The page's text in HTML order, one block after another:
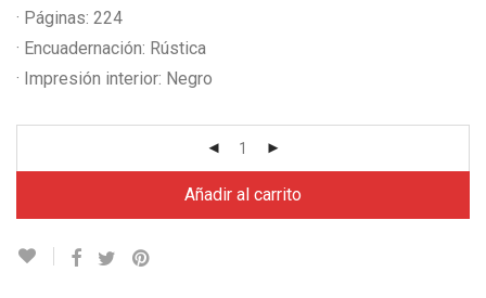
· Páginas: 224
· Encuadernación: Rústica
· Impresión interior: Negro
Añadir al carrito